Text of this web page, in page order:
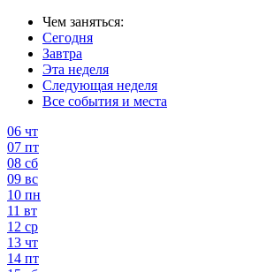
Чем заняться:
Сегодня
Завтра
Эта неделя
Следующая неделя
Все события и места
06 чт
07 пт
08 сб
09 вс
10 пн
11 вт
12 ср
13 чт
14 пт